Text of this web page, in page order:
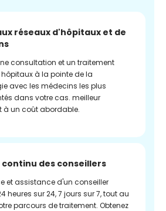
réseaux d'hôpitaux et de
consultation et un traitement
à la pointe de la
avec les médecins les plus
dans votre cas. meilleur
à un coût abordable.
continu des conseillers
et assistance d'un conseiller
heures sur 24, 7 jours sur 7, tout au
parcours de traitement. Obtenez